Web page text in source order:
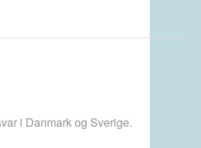
i Danmark og Sverige.